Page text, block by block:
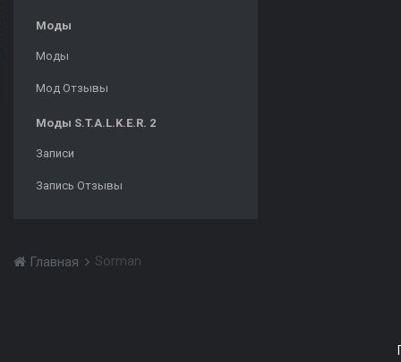
Моды
Моды
Мод Отзывы
Моды S.T.A.L.K.E.R. 2
Записи
Запись Отзывы
Главная Sorman